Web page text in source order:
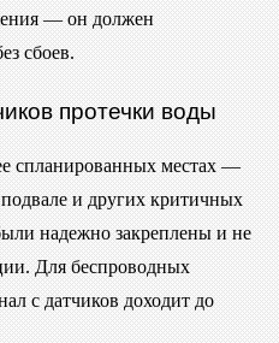
— он должен
сбоев.
протечки воды
спланированных местах —
и других критичных
надежно закреплены и не
Для беспроводных
с датчиков доходит до